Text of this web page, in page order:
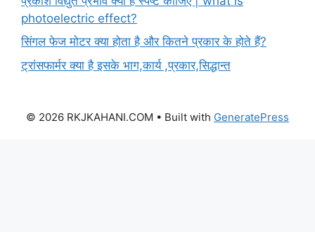
photoelectric effect?
सिंगल फेज मोटर क्या होता है और कितने प्रकार के होते हैं?
ट्रांसफार्मर क्या है इसके भाग,कार्य ,प्रकार,सिद्धान्त
© 2026 RKJKAHANI.COM • Built with GeneratePress